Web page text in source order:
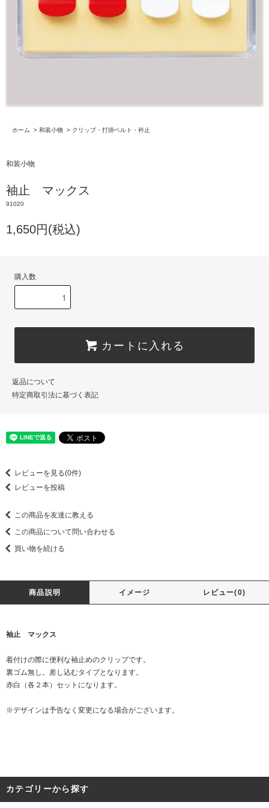
ホーム > 和装小物 > クリップ・打掛ベルト・衿止
和装小物
袖止 マックス
91020
1,650円(税込)
購入数
カートに入れる
返品について
特定商取引法に基づく表記
レビューを見る(0件)
レビューを投稿
この商品を友達に教える
この商品について問い合わせる
買い物を続ける
商品説明 イメージ レビュー(0)
袖止 マックス
着付けの際に便利な袖止めのクリップです。
裏ゴム無し。差し込むタイプとなります。
赤白（各２本）セットになります。
※デザインは予告なく変更になる場合がございます。
カテゴリーから探す